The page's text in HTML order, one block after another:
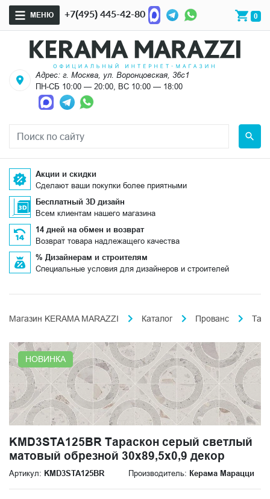
МЕНЮ +7(495) 445-42-80 0
Адрес: г. Москва, ул. Воронцовская, 36с1
ПН-СБ 10:00 — 20:00, ВС 10:00 — 18:00
Акции и скидки
Сделают ваши покупки более приятными
Бесплатный 3D дизайн
Всем клиентам нашего магазина
14 дней на обмен и возврат
Возврат товара надлежащего качества
% Дизайнерам и строителям
Специальные условия для дизайнеров и строителей
Магазин KERAMA MARAZZI Каталог Прованс
НОВИНКА
KMD3STA125BR Тараскон серый светлый
матовый обрезной 30x89,5x0,9 декор
Артикул: KMD3STA125BR Производитель: Керама Марацци